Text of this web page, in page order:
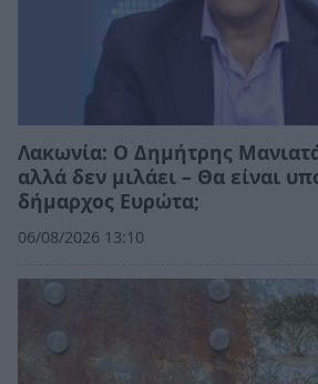
Λακωνία: Ο Δημήτρης
αλλά δεν μιλάει – Θα είναι
δήμαρχος Ευρώτα;
06/08/2026 13:10